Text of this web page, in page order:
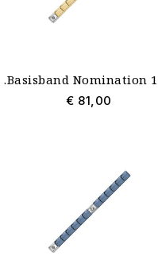
€ 81,00